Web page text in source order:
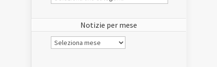
Notizie per mese
Notizie
per